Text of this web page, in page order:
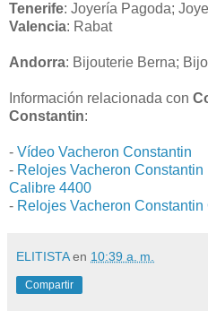
Tenerife: Joyería Pagoda;
Valencia: Rabat
Andorra: Bijouterie Berna;
Información relacionada con
Constantin:
- Vídeo Vacheron Constantin
- Relojes Vacheron
Calibre 4400
- Relojes Vacheron
ELITISTA en 10:39 a. m.
Compartir